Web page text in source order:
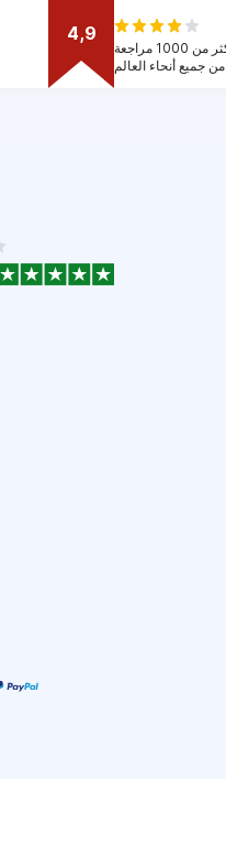
4,9
يعتمد التقييم على أكثر من 1000 مراجعة
من جميع أنحاء العالم